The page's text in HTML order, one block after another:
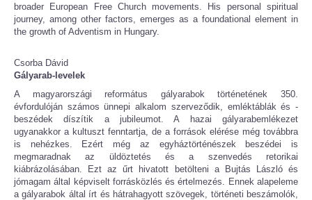
broader European Free Church movements. His personal spiritual
journey, among other factors, emerges as a foundational element in
the growth of Adventism in Hungary.
Csorba Dávid
Gályarab-levelek
A magyarországi református gályarabok történetének 350.
évfordulóján számos ünnepi alkalom szerveződik, emléktáblák és -
beszédek díszítik a jubileumot. A hazai gályarabemlékezet
ugyanakkor a kultuszt fenntartja, de a források elérése még továbbra
is nehézkes. Ezért még az egyháztörténészek beszédei is
megmaradnak az üldöztetés és a szenvedés retorikai
kiábrázolásában. Ezt az űrt hivatott betölteni a Bujtás László és
jómagam által képviselt forrásközlés és értelmezés. Ennek alapeleme
a gályarabok által írt és hátrahagyott szövegek, történeti beszámolók,